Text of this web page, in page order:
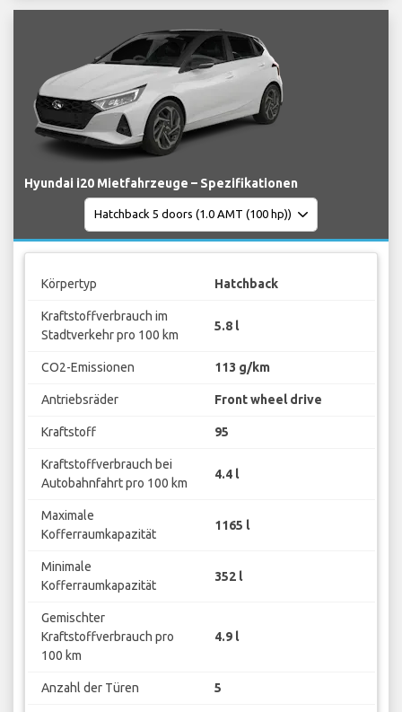
Hyundai i20 Mietfahrzeuge – Spezifikationen
Körpertyp Hatchback
Kraftstoffverbrauch im
Stadtverkehr pro 100 km
5.8 l
CO2-Emissionen 113 g/km
Antriebsräder Front wheel drive
Kraftstoff 95
Kraftstoffverbrauch bei
Autobahnfahrt pro 100 km
4.4 l
Maximale
Kofferraumkapazität
1165 l
Minimale
Kofferraumkapazität
352 l
Gemischter
Kraftstoffverbrauch pro
100 km
4.9 l
Anzahl der Türen 5